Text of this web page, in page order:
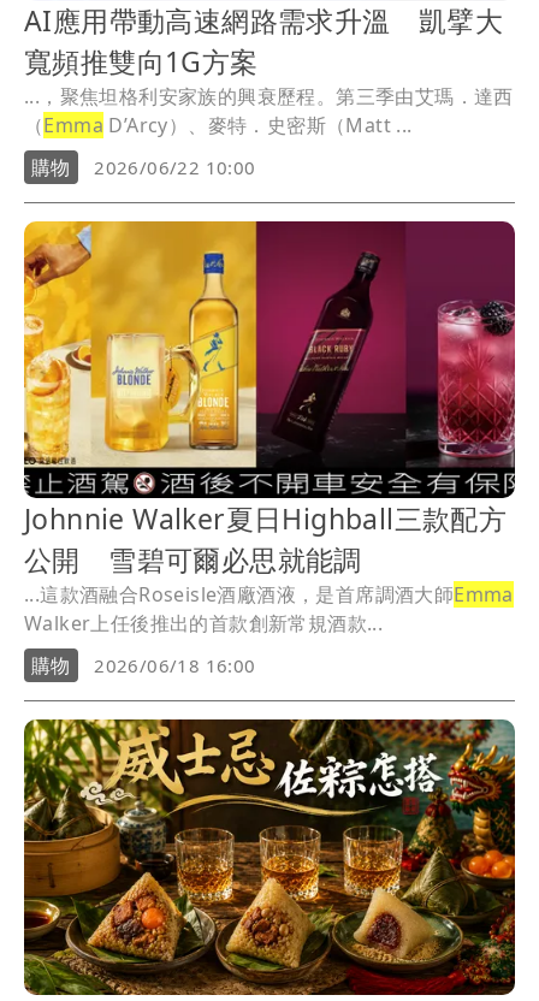
AI應用帶動高速網路需求升溫 凱擘大
寬頻推雙向1G方案
...，聚焦坦格利安家族的興衰歷程。第三季由艾瑪．達西
（Emma D’Arcy）、麥特．史密斯（Matt ...
購物
2026/06/22 10:00
Johnnie Walker夏日Highball三款配方
公開 雪碧可爾必思就能調
...這款酒融合Roseisle酒廠酒液，是首席調酒大師Emma
Walker上任後推出的首款創新常規酒款...
購物
2026/06/18 16:00